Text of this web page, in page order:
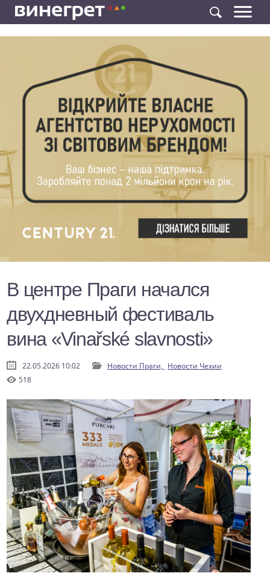
В центре Праги начался
двухдневный фестиваль
вина «Vinařské slavnosti»
22.05.2026 10:02 Новости Праги, Новости Чехии
518